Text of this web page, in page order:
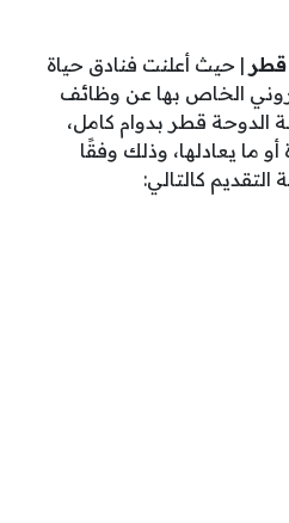
قطر | حيث أعلنت فنادق حياة
الخاص بها عن وظائف
الدوحة قطر بدوام كامل،
ما يعادلها، وذلك وفقًا
كالتالي: